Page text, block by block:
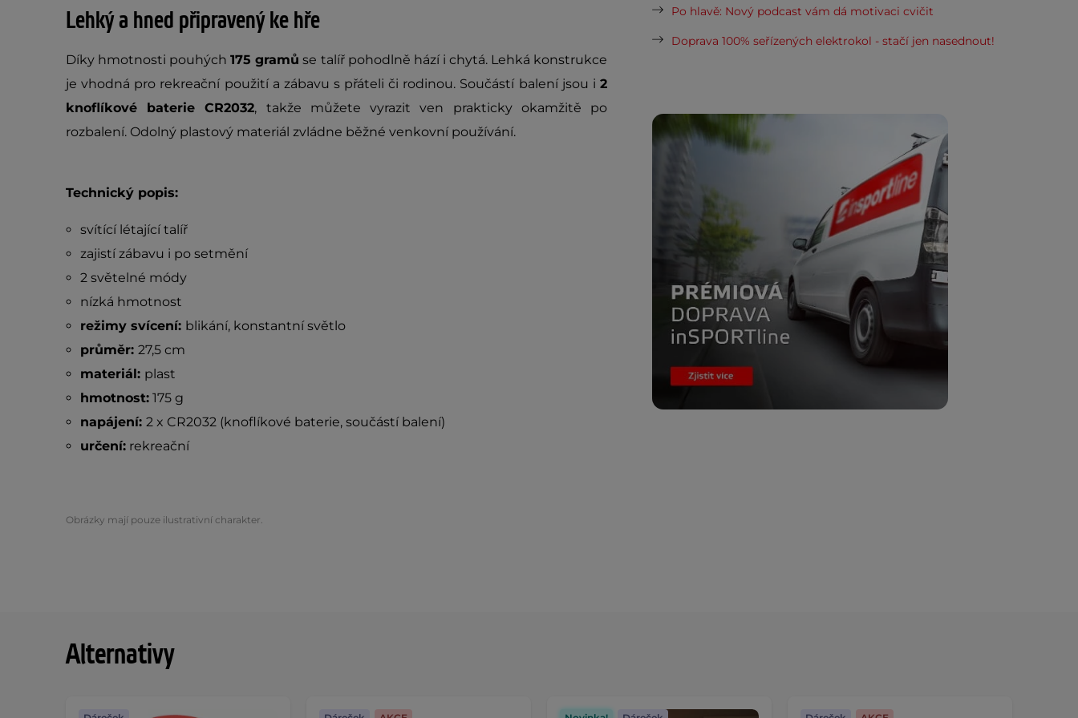
Lehký a hned připravený ke hře
Díky hmotnosti pouhých175 gramů se talíř pohodlně hází i chytá. Lehká konstrukce
je vhodná pro rekreační použití a zábavu s přáteli či rodinou. Součástí balení jsou i 2
knoflíkové baterie CR2032, takže můžete vyrazit ven prakticky okamžitě po
rozbalení. Odolný plastový materiál zvládne běžné venkovní používání.
Technický popis:
svítící létající talíř
zajistí zábavu i po setmění
2 světelné módy
nízká hmotnost
režimy svícení: blikání, konstantní světlo
průměr: 27,5 cm
materiál: plast
hmotnost:175 g
napájení: 2 x CR2032 (knoflíkové baterie, součástí balení)
určení:rekreační
Obrázky mají pouze ilustrativní charakter.
Po hlavě: Nový podcast vám dá motivaci cvičit
Doprava 100% seřízených elektrokol - stačí jen nasednout!
Alternativy